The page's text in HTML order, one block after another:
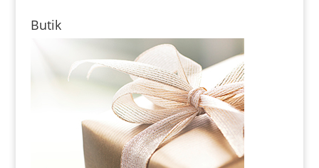
Butik